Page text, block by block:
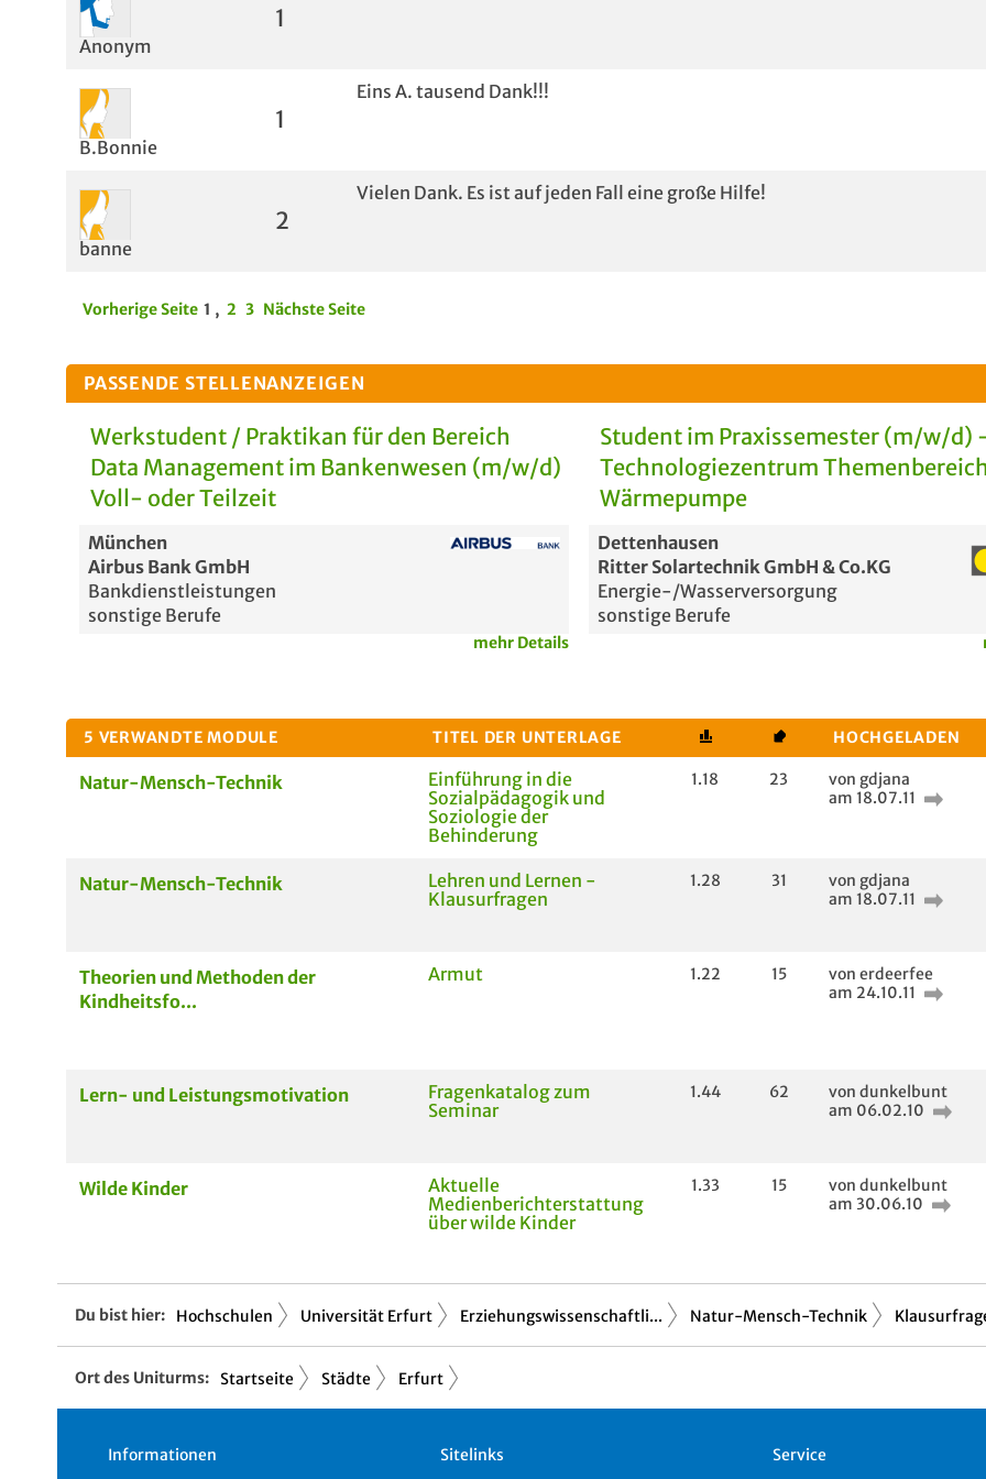
Anonym
1
B.Bonnie
1
Eins A. tausend Dank!!!
banne
2
Vielen Dank. Es ist auf jeden Fall eine große Hilfe!
Vorherige Seite 1 , 2 3 Nächste Seite
PASSENDE STELLENANZEIGEN
Werkstudent / Praktikan für den Bereich
Data Management im Bankenwesen (m/w/d)
Voll- oder Teilzeit
München
Airbus Bank GmbH
Bankdienstleistungen
sonstige Berufe
mehr Details
Student im Praxissemester (m/w/d)
Technologiezentrum
Wärmepumpe
Dettenhausen
Ritter Solartechnik GmbH & Co.KG
Energie-/Wasserversorgung
sonstige Berufe
5 VERWANDTE MODULE TITEL DER UNTERLAGE HOCHGELADEN
Natur-Mensch-Technik
Einführung in die
Sozialpädagogik und
Soziologie der
Behinderung
1.18 23
von gdjana
am 18.07.11
Natur-Mensch-Technik
Lehren und Lernen -
Klausurfragen
1.28 31
von gdjana
am 18.07.11
Theorien und Methoden der
Kindheitsfo...
Armut 1.22 15
von erdeerfee
am 24.10.11
Lern- und Leistungsmotivation
Fragenkatalog zum
Seminar
1.44 62
von dunkelbunt
am 06.02.10
Wilde Kinder
Aktuelle
Medienberichterstattung
über wilde Kinder
1.33 15
von dunkelbunt
am 30.06.10
Du bist hier: Hochschulen Universität Erfurt Erziehungswissenschaftli... Natur-Mensch-Technik
Ort des Uniturms: Startseite Städte Erfurt
Informationen Sitelinks Service